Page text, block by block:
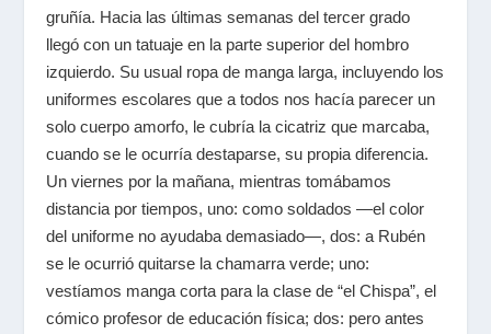
gruñía. Hacia las últimas semanas del tercer grado
llegó con un tatuaje en la parte superior del hombro
izquierdo. Su usual ropa de manga larga, incluyendo los
uniformes escolares que a todos nos hacía parecer un
solo cuerpo amorfo, le cubría la cicatriz que marcaba,
cuando se le ocurría destaparse, su propia diferencia.
Un viernes por la mañana, mientras tomábamos
distancia por tiempos, uno: como soldados —el color
del uniforme no ayudaba demasiado—, dos: a Rubén
se le ocurrió quitarse la chamarra verde; uno:
vestíamos manga corta para la clase de “el Chispa”, el
cómico profesor de educación física; dos: pero antes